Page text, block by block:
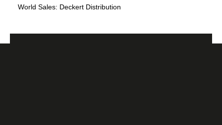
World Sales: Deckert Distribution